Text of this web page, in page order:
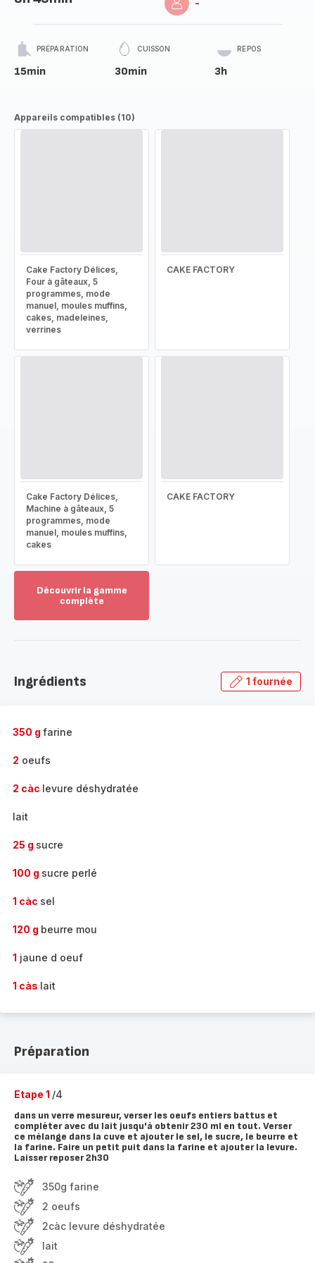
-
PRÉPARATION
15min
CUISSON
30min
REPOS
3h
Appareils compatibles (10)
Cake Factory Délices,
Four à gâteaux, 5
programmes, mode
manuel, moules muffins,
cakes, madeleines,
verrines
CAKE FACTORY
Cake Factory Délices,
Machine à gâteaux, 5
programmes, mode
manuel, moules muffins,
cakes
CAKE FACTORY
Découvrir la gamme
complète
gamme
Ingrédients 1 fournée
350 g farine
2 oeufs
2 càc levure déshydratée
lait
25 g sucre
100 g sucre perlé
1 càc sel
120 g beurre mou
1 jaune d oeuf
1 càs lait
Préparation
Etape 1 /4
dans un verre mesureur, verser les oeufs entiers battus et
compléter avec du lait jusqu'à obtenir 230 ml en tout. Verser
ce mélange dans la cuve et ajouter le sel, le sucre, le beurre et
la farine. Faire un petit puit dans la farine et ajouter la levure.
Laisser reposer 2h30
350g farine
2 oeufs
2càc levure déshydratée
lait